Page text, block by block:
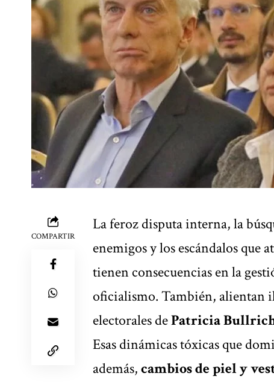
COMPARTIR
La feroz disputa interna, la
enemigos y los escándalos
tienen consecuencias en la
oficialismo. También, alientan
electorales dePatricia
Esas dinámicas tóxicas que
además,cambios de piel y